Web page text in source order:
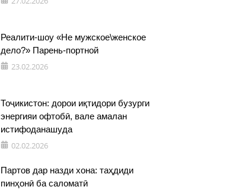
Реалити-шоу «Не мужское\женское
дело?» Парень-портной
23.02.2026
Тоҷикистон: дорои иқтидори бузурги
энергияи офтобӣ, вале амалан
истифоданашуда
02.02.2026
Партов дар назди хона: таҳдиди
пинҳонӣ ба саломатӣ